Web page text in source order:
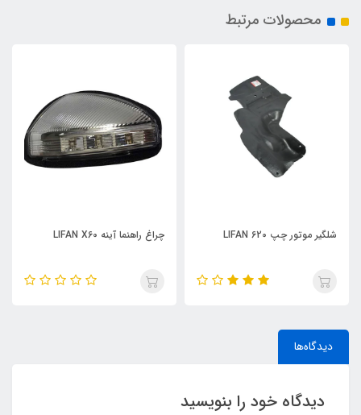
محصولات مرتبط
شلگیر موتور چپ LIFAN 620 چراغ راهنما آینه LIFAN X60
دیدگاه‌ها
دیدگاه خود را بنویسید